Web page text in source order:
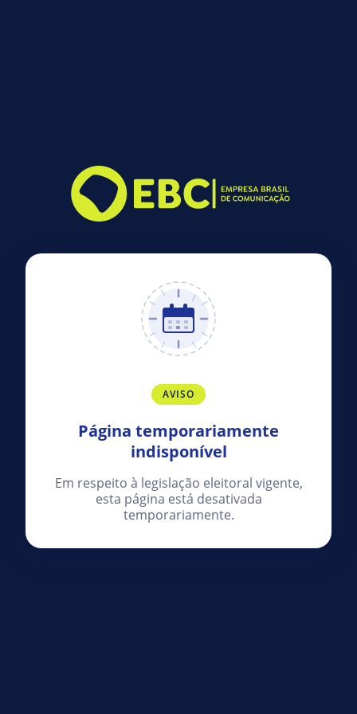
AVISO
Página temporariamente
indisponível
Em respeito à legislação eleitoral vigente,
esta página está desativada
temporariamente.